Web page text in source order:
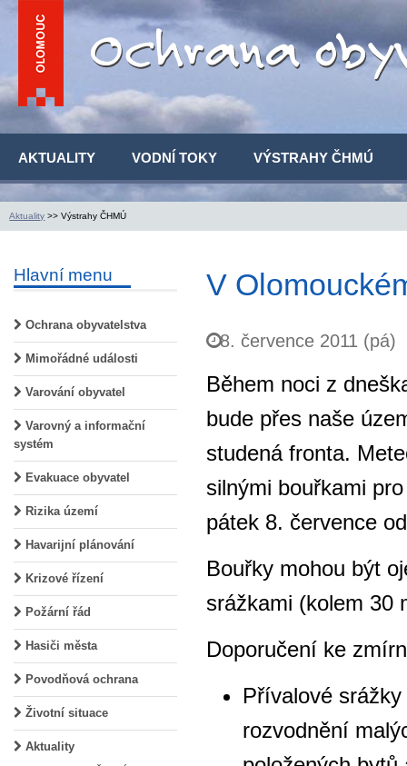
AKTUALITY VODNÍ TOKY VÝSTRAHY ČHMÚ
Aktuality >> Výstrahy ČHMÚ
Hlavní menu
Ochrana obyvatelstva
Mimořádné události
Varování obyvatel
Varovný a informační
systém
Evakuace obyvatel
Rizika území
Havarijní plánování
Krizové řízení
Požární řád
Hasiči města
Povodňová ochrana
Životní situace
Aktuality
V
8. července 2011 (pá)
Během noci z
bude přes naše
studená fronta.
silnými bouřkami
pátek 8. července
Bouřky mohou být
srážkami (kolem 30
Doporučení ke
Přívalové
rozvodnění